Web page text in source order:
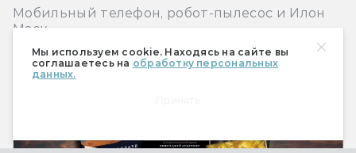
Мы используем cookie. Находясь на сайте вы
соглашаетесь на обработку персональных
данных.
Мобильный телефон, робот-пылесос и Илон
Маск
Книги